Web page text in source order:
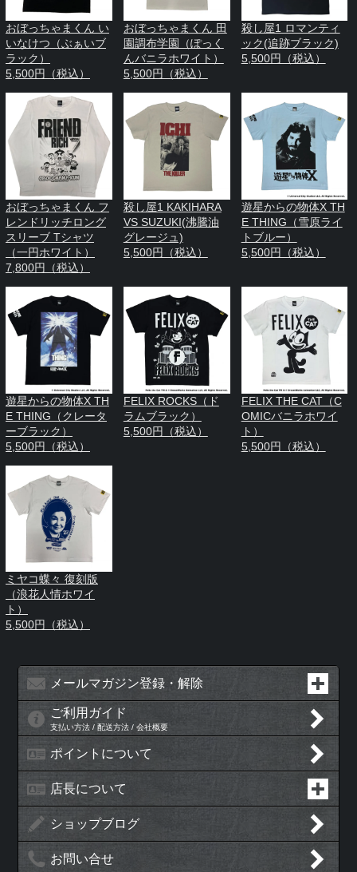
おぼっちゃまくん い
いなけつ（ぶぁいブ
ラック）
5,500円（税込）
おぼっちゃまくん 田
園調布学園（ぽっく
んバニラホワイト）
5,500円（税込）
殺し屋1 ロマンティ
ック(追跡ブラック)
5,500円（税込）
おぼっちゃまくん フ
レンドリッチロング
スリーブ Tシャツ
（一円ホワイト）
7,800円（税込）
殺し屋1 KAKIHARA
VS SUZUKI(沸騰油
グレージュ)
5,500円（税込）
遊星からの物体X TH
E THING（雪原ライ
トブルー）
5,500円（税込）
遊星からの物体X TH
E THING（クレータ
ーブラック）
5,500円（税込）
FELIX ROCKS（ド
ラムブラック）
5,500円（税込）
FELIX THE CAT（C
OMICバニラホワイ
ト）
5,500円（税込）
ミヤコ蝶々 復刻版
（浪花人情ホワイ
ト）
5,500円（税込）
メールマガジン登録・解除
ご利用ガイド
支払い方法 / 配送方法 / 会社概要
ポイントについて
店長について
ショップブログ
お問い合せ